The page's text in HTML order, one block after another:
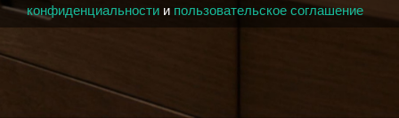
конфиденциальности и пользовательское соглашение